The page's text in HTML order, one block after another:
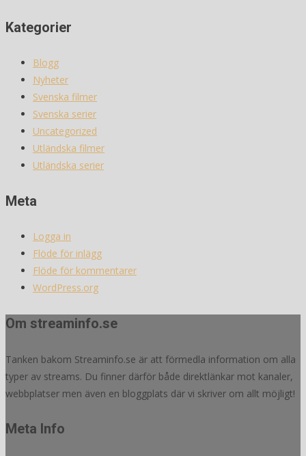
Kategorier
Blogg
Nyheter
Svenska filmer
Svenska serier
Uncategorized
Utländska filmer
Utländska serier
Meta
Logga in
Flöde för inlägg
Flöde för kommentarer
WordPress.org
Om streaminfo.se
Tanken bakom Streaminfo.se är att förmedla information om alla
typer av streams. Du finner därför både direktlänkar mot kanaler,
webbplatser men även en bloggplats där vi skriver om allt möjligt!
Meta Info